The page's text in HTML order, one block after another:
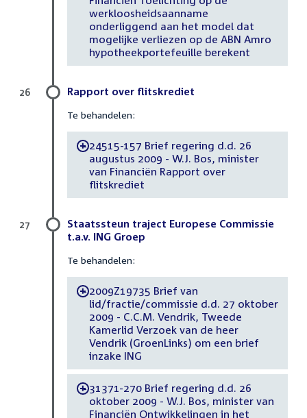
werkloosheidsaanname
onderliggend aan het model dat
mogelijke verliezen op de ABN Amro
hypotheekportefeuille berekent
Rapport over flitskrediet
Te behandelen:
-24515-157 Brief regering d.d. 26
augustus 2009 - W.J. Bos, minister
van Financiën Rapport over
flitskrediet
26
Staatssteun traject Europese Commissie
t.a.v. ING Groep
Te behandelen:
-2009Z19735 Brief van
lid/fractie/commissie d.d. 27 oktober
2009 - C.C.M. Vendrik, Tweede
Kamerlid Verzoek van de heer
Vendrik (GroenLinks) om een brief
inzake ING
-31371-270 Brief regering d.d. 26
oktober 2009 - W.J. Bos, minister van
Financiën Ontwikkelingen in het
27